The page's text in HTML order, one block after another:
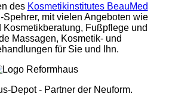
des Kosmetikinstitutes BeauMed
mit vielen Angeboten wie
Kosmetikberatung, Fußpflege und
Massagen, Kosmetik- und
für Sie und Ihn.
Depot- Partner der Neuform.